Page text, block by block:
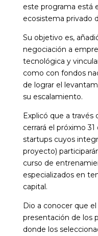
este programa está
ecosistema privado
Su objetivo es,
negociación a
tecnológica y
como con fondos
de lograr el
su escalamiento.
Explicó que a través
cerrará el próximo
startups cuyos
proyecto)
curso de
especializados en
capital.
Dio a conocer que el
presentación de los
donde los